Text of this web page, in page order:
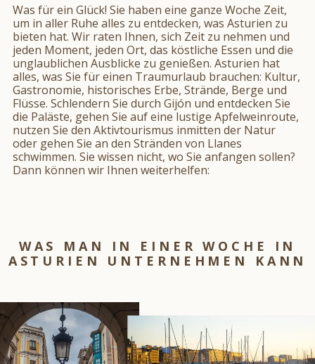
Was für ein Glück! Sie haben eine ganze Woche Zeit,
um in aller Ruhe alles zu entdecken, was Asturien zu
bieten hat. Wir raten Ihnen, sich Zeit zu nehmen und
jeden Moment, jeden Ort, das köstliche Essen und die
unglaublichen Ausblicke zu genießen. Asturien hat
alles, was Sie für einen Traumurlaub brauchen: Kultur,
Gastronomie, historisches Erbe, Strände, Berge und
Flüsse. Schlendern Sie durch Gijón und entdecken Sie
die Paläste, gehen Sie auf eine lustige Apfelweinroute,
nutzen Sie den Aktivtourismus inmitten der Natur
oder gehen Sie an den Stränden von Llanes
schwimmen. Sie wissen nicht, wo Sie anfangen sollen?
Dann können wir Ihnen weiterhelfen:
WAS MAN IN EINER WOCHE IN
ASTURIEN UNTERNEHMEN KANN